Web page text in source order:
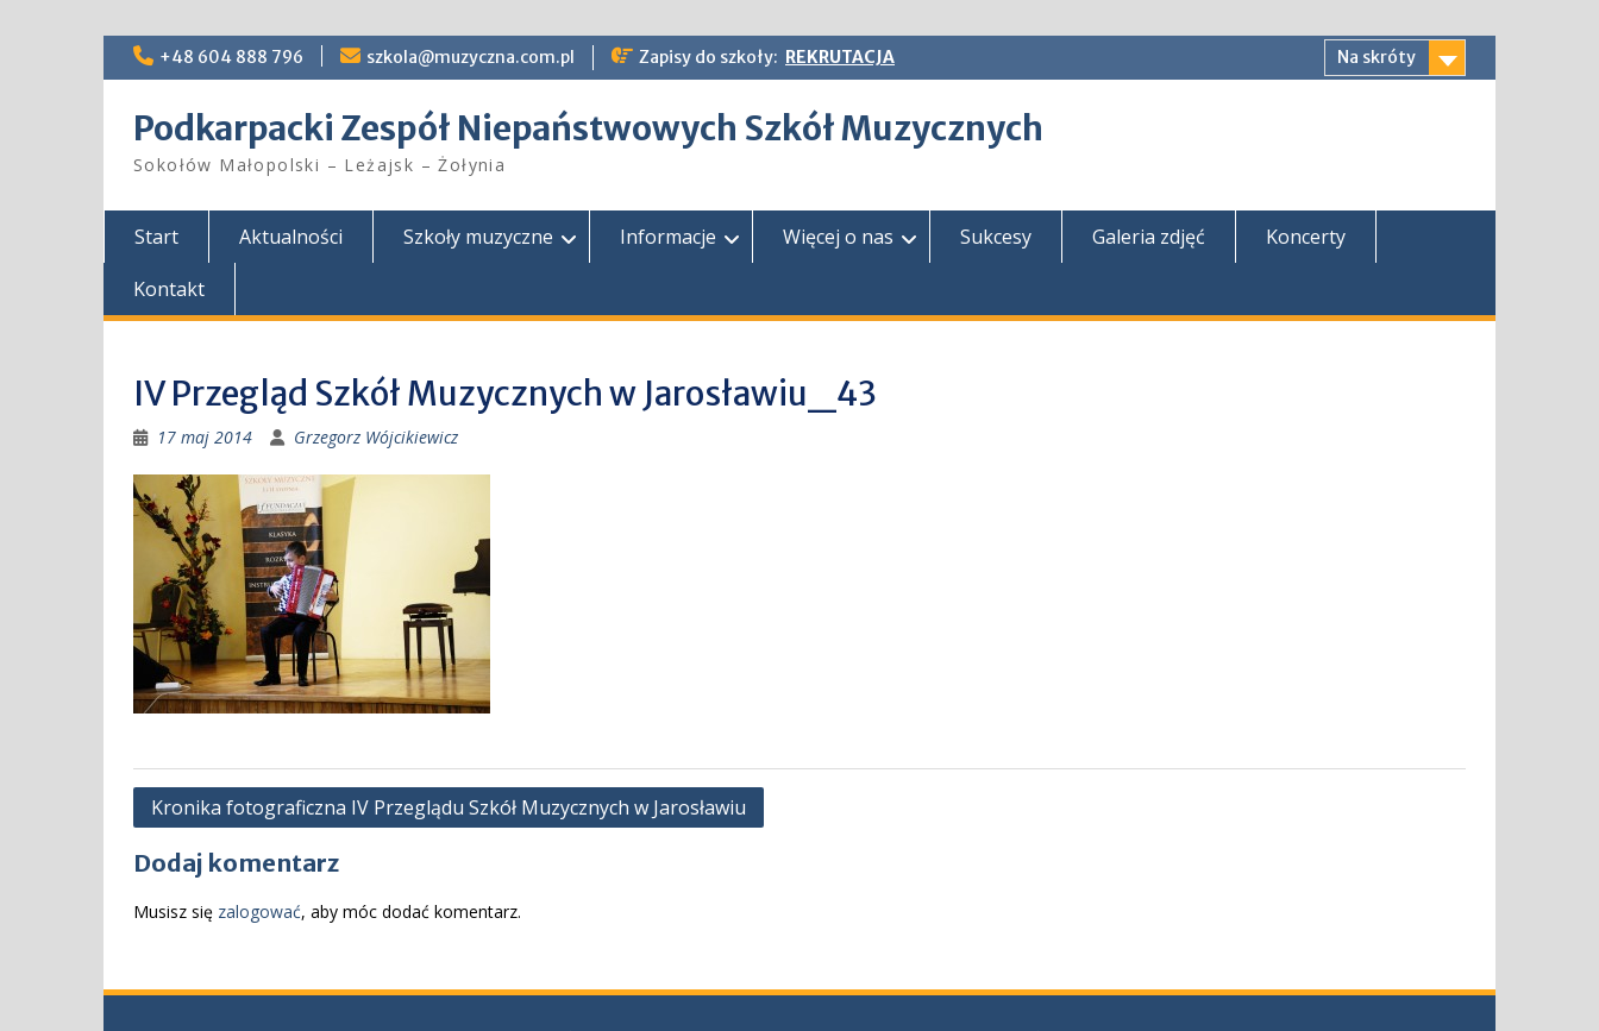
Skip
+48 604 888 796 szkola@muzyczna.com.pl Zapisy do szkoły: REKRUTACJA Na skróty
Podkarpacki Zespół Niepaństwowych Szkół Muzycznych
Sokołów Małopolski – Leżajsk – Żołynia
Start Aktualności Szkoły muzyczne Informacje Więcej o nas Sukcesy Galeria zdjęć
Koncerty
Kontakt
IV Przegląd Szkół Muzycznych w Jarosławiu_43
17 maj 2014 Grzegorz Wójcikiewicz
Nawigacja
Kronika fotograficzna IV Przeglądu Szkół Muzycznych w Jarosławiu
Dodaj komentarz
Musisz się zalogować, aby móc dodać komentarz.